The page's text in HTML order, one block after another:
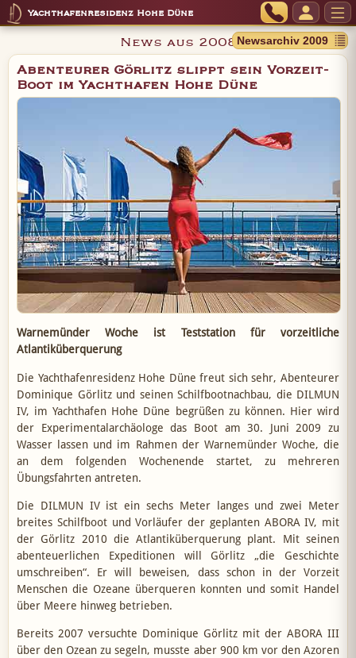
Yachthafenresidenz Hohe Düne
News aus 2008
Abenteurer Görlitz slippt sein Vorzeit-
Boot im Yachthafen Hohe Düne
Warnemünder Woche ist Teststation für vorzeitliche
Atlantiküberquerung
Die Yachthafenresidenz Hohe Düne freut sich sehr, Abenteurer
Dominique Görlitz und seinen Schilfbootnachbau, die DILMUN
IV, im Yachthafen Hohe Düne begrüßen zu können. Hier wird
der Experimentalarchäologe das Boot am 30. Juni 2009 zu
Wasser lassen und im Rahmen der Warnemünder Woche, die
an dem folgenden Wochenende startet, zu mehreren
Übungsfahrten antreten.
Die DILMUN IV ist ein sechs Meter langes und zwei Meter
breites Schilfboot und Vorläufer der geplanten ABORA IV, mit
der Görlitz 2010 die Atlantiküberquerung plant. Mit seinen
abenteuerlichen Expeditionen will Görlitz „die Geschichte
umschreiben“. Er will beweisen, dass schon in der Vorzeit
Menschen die Ozeane überqueren konnten und somit Handel
über Meere hinweg betrieben.
Bereits 2007 versuchte Dominique Görlitz mit der ABORA III
über den Ozean zu segeln, musste aber 900 km vor den Azoren